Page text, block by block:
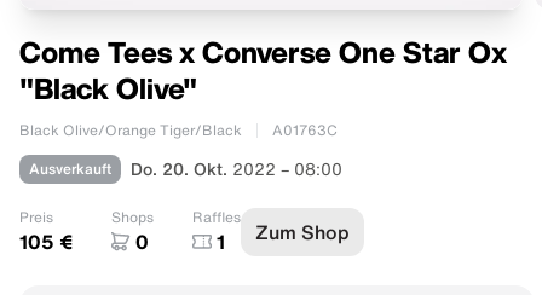
Come Tees x Converse One Star Ox
"Black Olive"
Black Olive/Orange Tiger/Black A01763C
Ausverkauft Do. 20. Okt. 2022 – 08:00
Preis
105 €
Shops
0
Raffles
1 Zum Shop